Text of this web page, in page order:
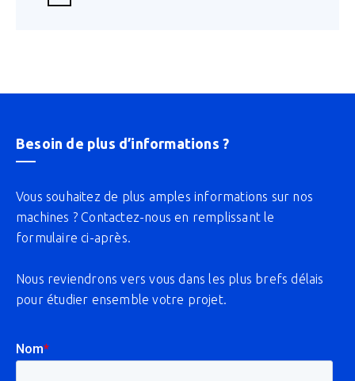
Besoin de plus d’informations ?
Vous souhaitez de plus amples informations sur nos
machines ? Contactez-nous en remplissant le
formulaire ci-après.
Nous reviendrons vers vous dans les plus brefs délais
pour étudier ensemble votre projet.